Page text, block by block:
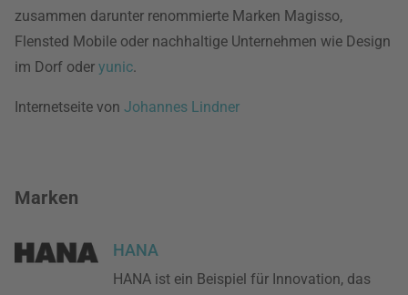
zusammen darunter renommierte Marken Magisso,
Flensted Mobile oder nachhaltige Unternehmen wie Design
im Dorf oder yunic.
Internetseite von Johannes Lindner
Marken
HANA
HANA ist ein Beispiel für Innovation, das